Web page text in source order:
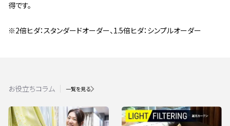
得です。
※2倍ヒダ：スタンダードオーダー、1.5倍ヒダ：シンプルオーダー
お役立ちコラム 一覧を見る